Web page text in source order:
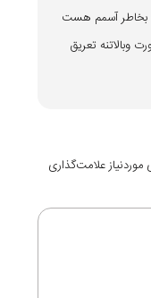
بخاطر آسمم هست
وبالاتنه تعریق
علامت‌گذاری